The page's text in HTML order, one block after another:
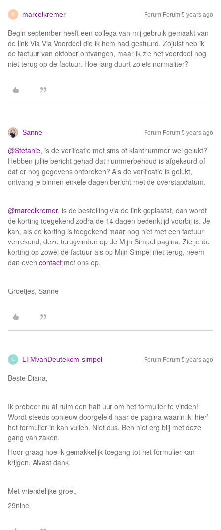
M marcelkremer Forum|Forum|5 years ago
Begin september heeft een collega van mij gebruik gemaakt van
de link Via Via Voordeel die ik hem had gestuurd. Zojuist heb ik
de factuur van oktober ontvangen, maar ik zie het voordeel nog
niet terug op de factuur. Hoe lang duurt zoiets normaliter?
Sanne Forum|Forum|5 years ago
@Stefanie, is de verificatie met sms of klantnummer wel gelukt?
Hebben jullie bericht gehad dat nummerbehoud is afgekeurd of
dat er nog gegevens ontbreken? Als de verificatie is gelukt,
ontvang je binnen enkele dagen bericht met de overstapdatum.
@marcelkremer, is de bestelling via de link geplaatst, dan wordt
de korting toegekend zodra de 14 dagen bedenktijd voorbij is. Je
kan, als de korting is toegekend maar nog niet met een factuur
verrekend, deze terugvinden op de Mijn Simpel pagina. Zie je de
korting op zowel de factuur als op Mijn Simpel niet terug, neem
dan even contact met ons op.
Groetjes, Sanne
L LTMvanDeutekom-simpel Forum|Forum|5 years ago
Beste Diana,
Ik probeer nu al ruim een half uur om het formulier te vinden!
Wordt steeds opnieuw doorgeleid naar de pagina waarin ik ‘hier’
het formulier in kan vullen. Niet dus. Ben niet erg blij met deze
gang van zaken.
Hoor graag hoe ik gemakkelijk toegang tot het formulier kan
krijgen. Alvast dank.
Met vriendelijke groet,
29nine